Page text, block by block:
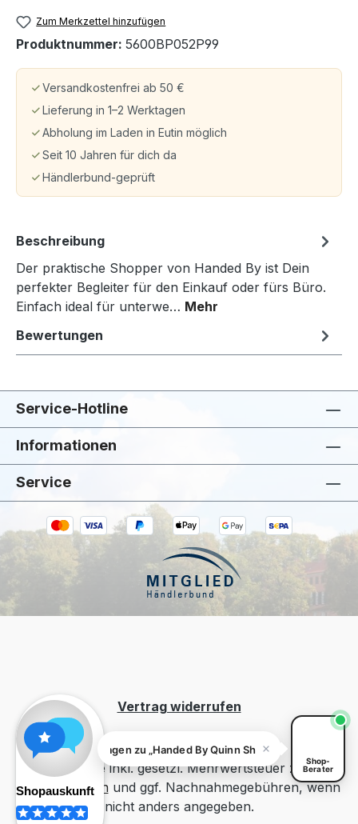
Zum Merkzettel hinzufügen
Produktnummer: 5600BP052P99
Versandkostenfrei ab 50 €
Lieferung in 1–2 Werktagen
Abholung im Laden in Eutin möglich
Seit 10 Jahren für dich da
Händlerbund-geprüft
Beschreibung
Der praktische Shopper von Handed By ist Dein
perfekter Begleiter für den Einkauf oder fürs Büro.
Einfach ideal für unterwe… Mehr
Bewertungen
Service-Hotline
Informationen
Service
Vertrag widerrufen
Alle Preise inkl. gesetzl. Mehrwertsteuer zzgl.
Versandkosten und ggf. Nachnahmegebühren, wenn
nicht anders angegeben.
Shop-
Berater
Kiivoo• jetzt
Fragen zu „Handed By Quinn Shopper Black Taupe